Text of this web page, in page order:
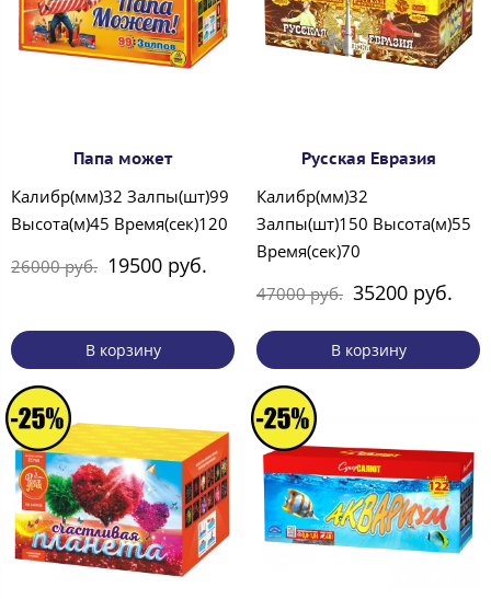
Папа может
Калибр(мм)32 Залпы(шт)99
Высота(м)45 Время(сек)120
26000 руб. 19500 руб.
В корзину
Русская Евразия
Калибр(мм)32
Залпы(шт)150 Высота(м)55
Время(сек)70
47000 руб. 35200 руб.
В корзину